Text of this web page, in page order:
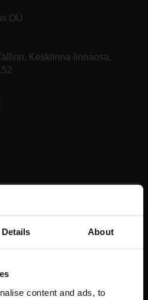
Details About
content and ads, to
OÜ
Kesklinna linnaosa,